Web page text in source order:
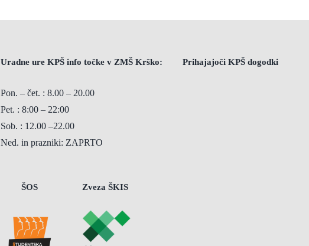
Uradne ure KPŠ info točke v ZMŠ Krško:
Pon. – čet. : 8.00 – 20.00
Pet. : 8:00 – 22:00
Sob. : 12.00 –22.00
Ned. in prazniki: ZAPRTO
ŠOS Zveza ŠKIS
Prihajajoči KPŠ dogodki